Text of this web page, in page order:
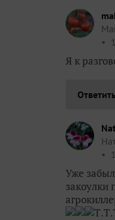
Я к
Уже
закоулки